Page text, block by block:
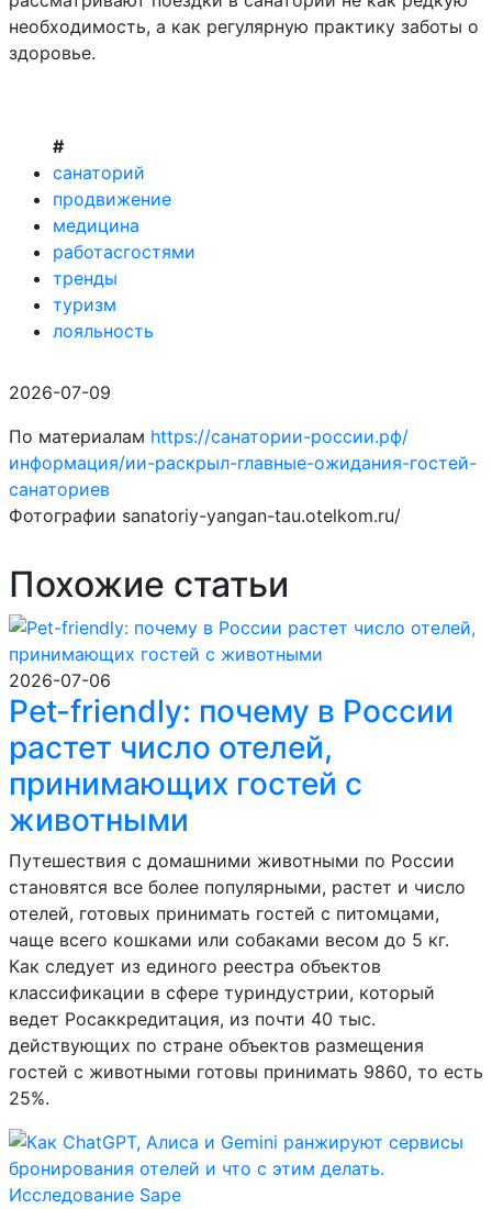
необходимость, а как регулярную практику заботы о
здоровье.
#
санаторий
продвижение
медицина
работасгостями
тренды
туризм
лояльность
2026-07-09
По материалам https://санатории-россии.рф/
информация/ии-раскрыл-главные-ожидания-гостей-
санаториев
Фотографии sanatoriy-yangan-tau.otelkom.ru/
Похожие статьи
2026-07-06
Pet-friendly: почему в России
растет число отелей,
принимающих гостей с
животными
Путешествия с домашними животными по России
становятся все более популярными, растет и число
отелей, готовых принимать гостей с питомцами,
чаще всего кошками или собаками весом до 5 кг.
Как следует из единого реестра объектов
классификации в сфере туриндустрии, который
ведет Росаккредитация, из почти 40 тыс.
действующих по стране объектов размещения
гостей с животными готовы принимать 9860, то есть
25%.